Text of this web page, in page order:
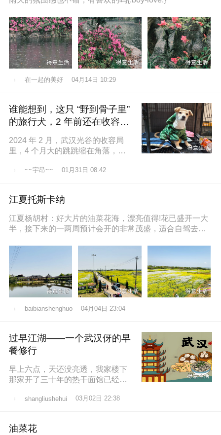
在一起的美好 04月14日 10:29
谁能想到，这只 “野到骨子里”
的旅行犬，2 年前还在收容所
2024 年 2 月，武汉光谷的收容局
里，4 个月大的跳跳缩在角落，土
的眼睛怯生生望着来人。我们俱乐
~~宇昂~~ 01月31日 08:42
江夏托斯卡纳
江夏杨胡村：好大片的油菜花海，漂亮值得!花已盛开一大
半，接下来的一两周预计会开的非常茂盛，适合自驾去拍
baibianshenghuo 04月04日 23:04
过早江湖——一个武汉伢的早
餐修行
早上六点，天还没亮透，我家楼下
那家开了三十年的热干面馆已经排
速快得像弹钢琴。一勺芝麻酱、半
shangliushehui 03月02日 22:38
油菜花